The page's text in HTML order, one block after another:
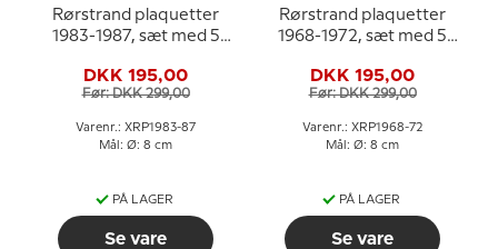
Rørstrand plaquetter
1983-1987, sæt med 5
DKK 195,00
Før: DKK 299,00
Varenr.: XRP1983-87
Mål: Ø: 8 cm
PÅ LAGER
Se vare
Rørstrand plaquetter
1968-1972, sæt med 5
DKK 195,00
Før: DKK 299,00
Varenr.: XRP1968-72
Mål: Ø: 8 cm
PÅ LAGER
Se vare